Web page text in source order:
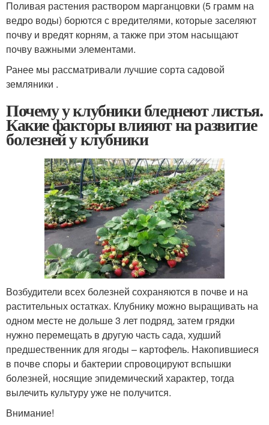
Поливая растения раствором марганцовки (5 грамм на
ведро воды) борются с вредителями, которые заселяют
почву и вредят корням, а также при этом насыщают
почву важными элементами.
Ранее мы рассматривали лучшие сорта садовой
земляники .
Почему у клубники бледнеют листья.
Какие факторы влияют на развитие
болезней у клубники
Возбудители всех болезней сохраняются в почве и на
растительных остатках. Клубнику можно выращивать на
одном месте не дольше 3 лет подряд, затем грядки
нужно перемещать в другую часть сада, худший
предшественник для ягоды – картофель. Накопившиеся
в почве споры и бактерии спровоцируют вспышки
болезней, носящие эпидемический характер, тогда
вылечить культуру уже не получится.
Внимание!